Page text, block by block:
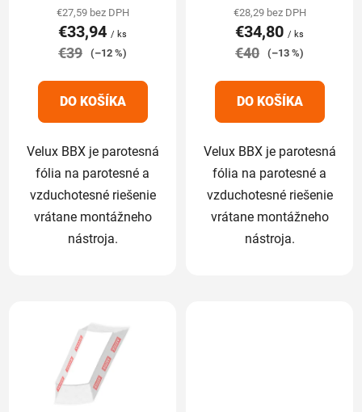
produktu
je
5,0
5
hviezdičiek.
€27,59 bez DPH
€33,94 / ks
€39 (–12 %)
DO KOŠÍKA
Velux BBX je parotesná
fólia na parotesné a
vzduchotesné riešenie
vrátane montážneho
nástroja.
produktu
je
5,0
5
hviezdičiek.
€28,29 bez DPH
€34,80 / ks
€40 (–13 %)
DO KOŠÍKA
Velux BBX je parotesná
fólia na parotesné a
vzduchotesné riešenie
vrátane montážneho
nástroja.